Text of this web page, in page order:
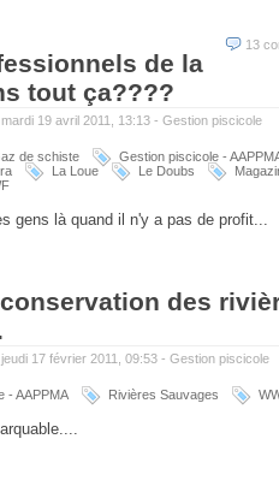
13
de la
tout ça????
19 avril 2011, 13:13 - Gestion piscicole
de schiste
Gestion piscicole -
La Loue Le Doubs
gens là quand il n'y a pas de profit...
des
17 février 2011, 09:53 - Gestion piscicole
- AAPPMA Rivières Sauvages